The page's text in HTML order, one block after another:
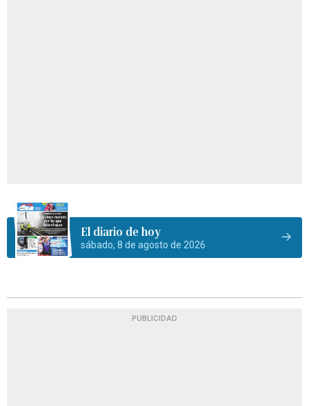
El diario de hoy
sábado, 8 de agosto de 2026
PUBLICIDAD